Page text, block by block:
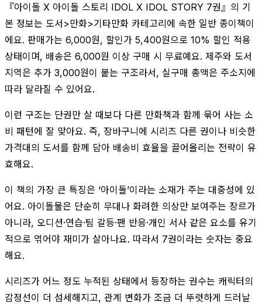
『아이돌 X 아이돌 스토리 IDOL X IDOL STORY 7권』의 기
본 정보는 도서>만화>기타만화 카테고리에 속한 일반 종이책이
에요. 판매가는 6,000원, 할인가 5,400원으로 10% 할인 적용
상태이며, 배송은 6,000원 이상 구매 시 무료예요. 제주와 도서
지역은 추가 3,000원이 붙는 구조라서, 실구매 총액은 주소지에
따라 달라질 수 있어요.
이런 구조는 단권만 살 때보다 다른 만화책과 함께 묶어 사는 소
비 패턴에 잘 맞아요. 즉, 장바구니에 시리즈 다른 권이나 비슷한
가격대의 도서를 함께 담아 배송비 효율을 끌어올리는 전략이 유
효해요.
이 책의 가장 큰 특징은 ‘아이돌’이라는 소재가 주는 대중성에 있
어요. 아이돌물은 단순히 무대나 화려한 의상만 보여주는 장르가
아니라, 오디션·연습·팀 갈등·팬 반응·개인 서사 같은 요소를 유기
적으로 엮어야 재미가 살아나요. 따라서 7권이라는 숫자는 중요
해요.
시리즈가 어느 정도 누적된 상태에서 등장하는 권수는 캐릭터의
감정선이 더 섬세해지고, 관계 변화가 조금 더 뚜렷하게 드러날